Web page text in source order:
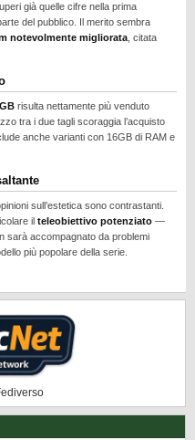
già quelle cifre nella prima
del pubblico. Il merito sembra
notevolmente migliorata , citata
risulta nettamente più venduto
tra i due tagli scoraggia l’acquisto
anche varianti con 16GB di RAM e
sull’estetica sono contrastanti.
il teleobiettivo potenziato —
sarà accompagnato da problemi
più popolare della serie.